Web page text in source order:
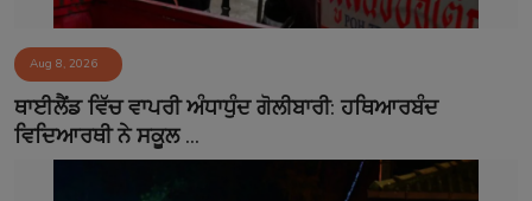
Aug 8, 2026
ਥਾਈਲੈਂਡ ਵਿੱਚ ਵਾਪਰੀ ਅੰਧਾਧੁੰਦ ਗੋਲੀਬਾਰੀ: ਹਥਿਆਰਬੰਦ
ਵਿਦਿਆਰਥੀ ਨੇ ਸਕੂਲ ...